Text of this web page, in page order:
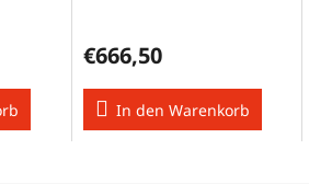
€666,50
In den Warenkorb